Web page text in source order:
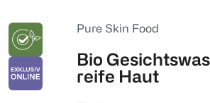
Pure Skin Food
Bio
reife Haut